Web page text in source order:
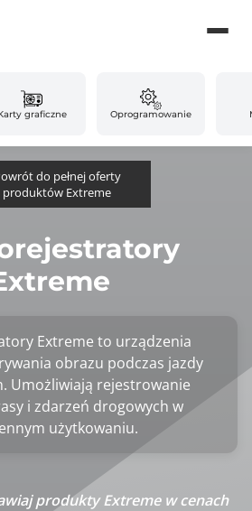
graficzne Oprogramowanie
do pełnej oferty
produktów Extreme
Extreme to urządzenia
obrazu podczas jazdy
Umożliwiają rejestrowanie
i zdarzeń drogowych w
użytkowaniu.
produkty Extreme w cenach